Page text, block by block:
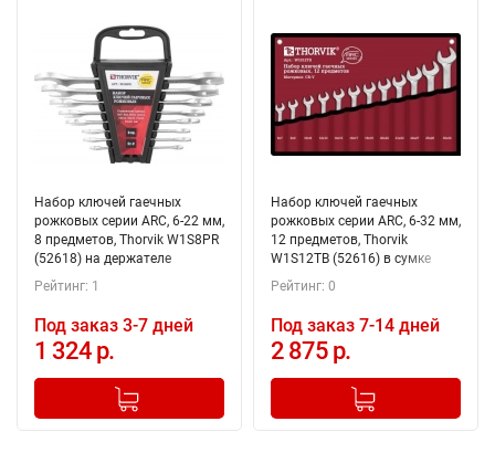
Набор ключей гаечных
рожковых серии ARC, 6-22 мм,
8 предметов, Thorvik W1S8PR
(52618) на держателе
Рейтинг: 1
Под заказ 3-7 дней
1 324 р.
+
Добавлено в корзину
Набор ключей гаечных
рожковых серии ARC, 6-32 мм,
12 предметов, Thorvik
W1S12TB (52616) в сумке
Рейтинг: 0
Под заказ 7-14 дней
2 875 р.
+
Добавлено в корзину